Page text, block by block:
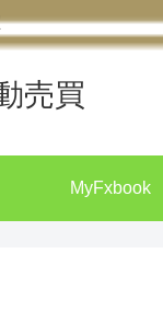
売買
MyFxbook